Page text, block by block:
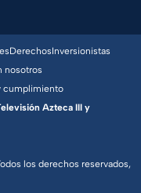
los derechos reservados,
DerechosInversionistas
nosotros
cumplimiento
Azteca III y